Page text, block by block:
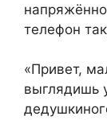
телефон
«Привет,
выглядишь